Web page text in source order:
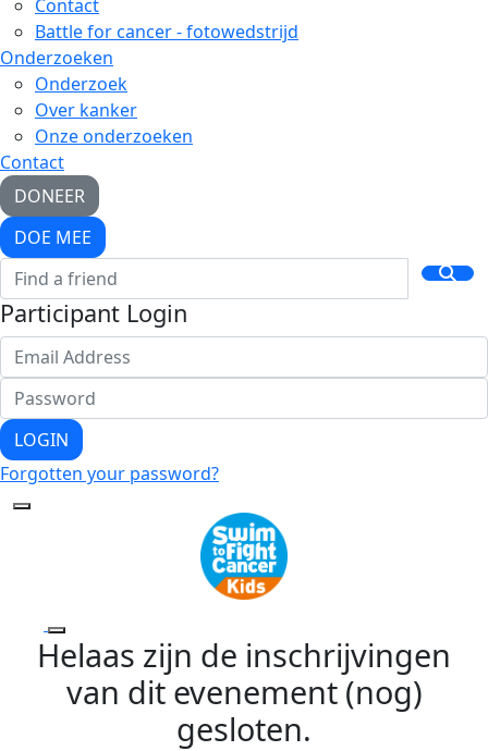
Contact
Battle for cancer - fotowedstrijd
Onderzoeken
Onderzoek
Over kanker
Onze onderzoeken
Contact
DONEER
DOE MEE
Participant Login
LOGIN
Forgotten your password?
Helaas zijn de inschrijvingen
van dit evenement (nog)
gesloten.